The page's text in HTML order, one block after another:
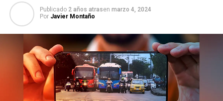
Publicado 2 años atrasen marzo 4, 2024
Por Javier Montaño